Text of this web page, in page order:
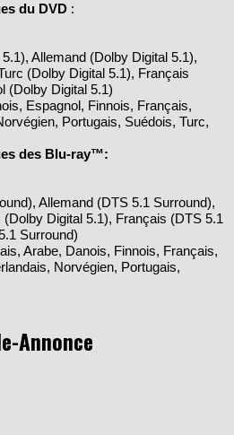
du DVD :
Allemand (Dolby Digital 5.1),
(Dolby Digital 5.1), Français
(Dolby Digital 5.1)
Espagnol, Finnois, Français,
Portugais, Suédois, Turc,
des Blu-ray™:
Allemand (DTS 5.1 Surround),
Digital 5.1), Français (DTS 5.1
Surround)
Arabe, Danois, Finnois, Français,
Norvégien, Portugais,
Annonce